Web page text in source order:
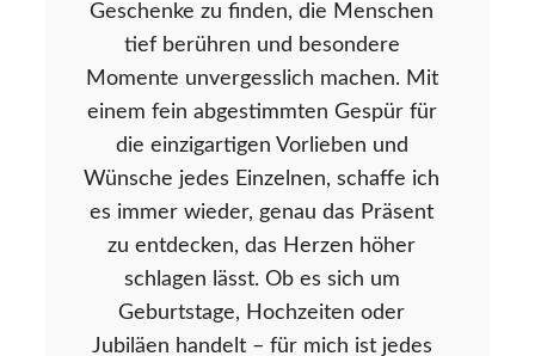
Geschenke zu finden, die Menschen
tief berühren und besondere
Momente unvergesslich machen. Mit
einem fein abgestimmten Gespür für
die einzigartigen Vorlieben und
Wünsche jedes Einzelnen, schaffe ich
es immer wieder, genau das Präsent
zu entdecken, das Herzen höher
schlagen lässt. Ob es sich um
Geburtstage, Hochzeiten oder
Jubiläen handelt – für mich ist jedes